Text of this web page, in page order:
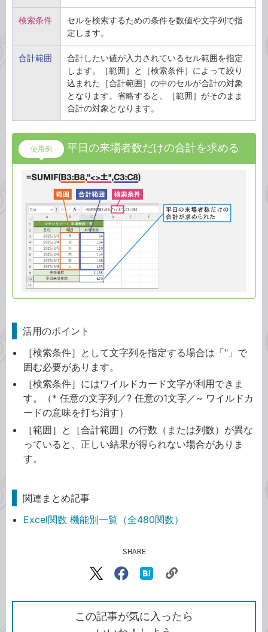
検索条件
セルを検索するための条件を数値や文字列で指
定します。
合計範囲
合計したい値が入力されているセル範囲を指定
します。［範囲］と［検索条件］によって絞り
込まれた［合計範囲］の中のセルが合計の対象
となります。省略すると、［範囲］がそのまま
合計の対象となります。
使用例 平日の来場者数だけの合計を求める
活用のポイント
［検索条件］として文字列を指定する場合は「"」で
囲む必要があります。
［検索条件］にはワイルドカード文字が利用できま
す。（* 任意の文字列／? 任意の1文字／~ ワイルドカ
ードの意味を打ち消す）
［範囲］と［合計範囲］の行数（または列数）が異な
っていると、正しい結果が得られない場合がありま
す。
関連まとめ記事
Excel関数 機能別一覧（全480関数）
SHARE
X（旧
で
シ
ェ
Facebook
シ
ェ
ア
な
ブ
ッ
ク
を
コ
この記事が気に入ったら